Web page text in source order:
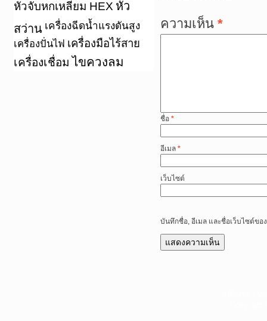
หัวจับหกเหลี่ยม HEX หัว
สว่าน เครื่องฉีดน้ำแรงดันสูง
เครื่องปั่นไฟ เครื่องมือไร้สาย
เครื่องเชื่อม ไขควงลม
ความเห็น *
ชื่อ *
อีเมล *
เว็บไซต์
บันทึกชื่อ, อีเมล และชื่อเว็บไซต์ขอ